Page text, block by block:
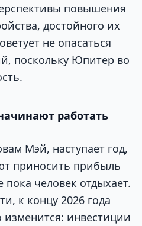
повышения
достойного их
не опасаться
поскольку Юпитер во
работать
Мэй, наступает год,
приносить прибыль
пока человек отдыхает.
к концу 2026 года
инвестиции